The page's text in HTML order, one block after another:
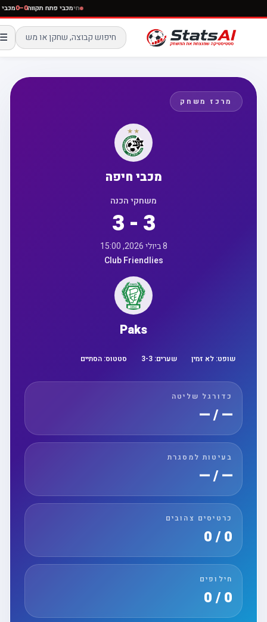
חימכבי פתח תקווה0–0
☰
מרכז משחק
מכבי חיפה
משחקי הכנה
3 - 3
Club Friendlies
Paks
שופט:לא זמין שערים: 3 -3 סטטוס:הסתיים
כדורגל שליטה
— / —
בעיטות למסגרת
— / —
כרטיסים צהובים
חילופים